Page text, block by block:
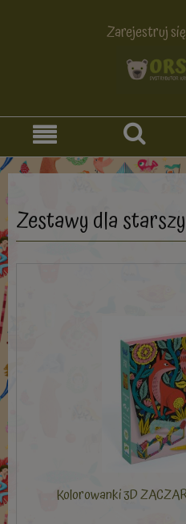
Zarejestruj się
Zestawy dla
Kolorowanki 3D